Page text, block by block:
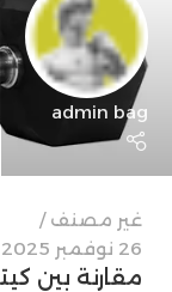
admin bag
غير مصنف
26 نوفمبر 2025
مقارنة بين